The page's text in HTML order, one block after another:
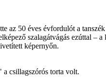
az 50 éves évfordulót a
szalagátvágás ezúttal –
képernyőn.
csillagszórós torta volt.